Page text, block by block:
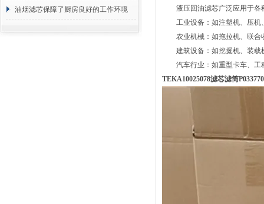
断
油烟滤芯保障了厨房良好的工作环境
液压回油滤芯广泛应用于各
工业设备：如注塑机、压机
农业机械：如拖拉机、联合
建筑设备：如挖掘机、装载
汽车行业：如重型卡车、工
TEKA10025078滤芯滤筒